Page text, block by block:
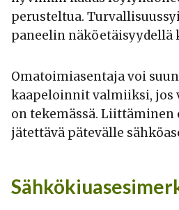
perusteltua.
paneelin näköetäisyydellä
Omatoimiasentaja voi
kaapeloinnit valmiiksi, jos
on tekemässä.
jätettävä pätevälle